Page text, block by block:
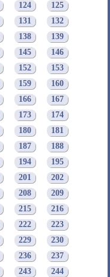
124
125
131
132
138
139
145
146
152
153
159
160
166
167
173
174
180
181
187
188
194
195
201
202
208
209
215
216
222
223
229
230
236
237
243
244